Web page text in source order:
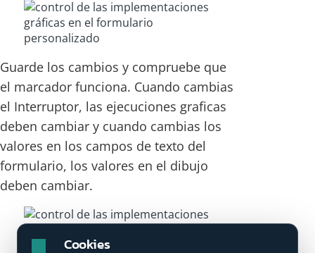
Guarde los cambios y compruebe que
el marcador funciona. Cuando cambias
el Interruptor, las ejecuciones graficas
deben cambiar y cuando cambias los
valores en los campos de texto del
formulario, los valores en el dibujo
deben cambiar.
Cookies